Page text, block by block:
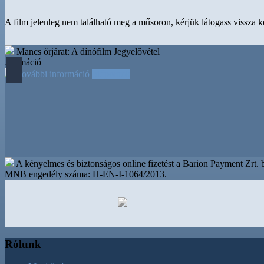
A film jelenleg nem található meg a műsoron, kérjük látogass vissza
Mancs őrjárat: A dínófilm Jegyelővétel
Animáció
További információ
A kényelmes és biztonságos online fizetést a Barion Payment Zrt.
MNB engedély száma: H-EN-I-1064/2013.
Rólunk